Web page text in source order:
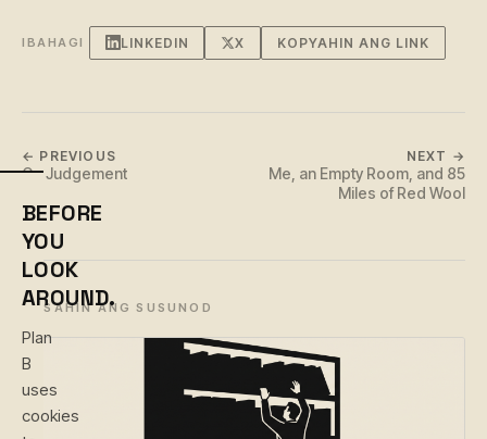
IBAHAGI LINKEDIN X KOPYAHIN ANG LINK
← PREVIOUS
On Judgement
NEXT →
Me, an Empty Room, and 85
Miles of Red Wool
BASAHIN ANG SUSUNOD
BEFORE
YOU
LOOK
AROUND.
Plan
B
uses
cookies